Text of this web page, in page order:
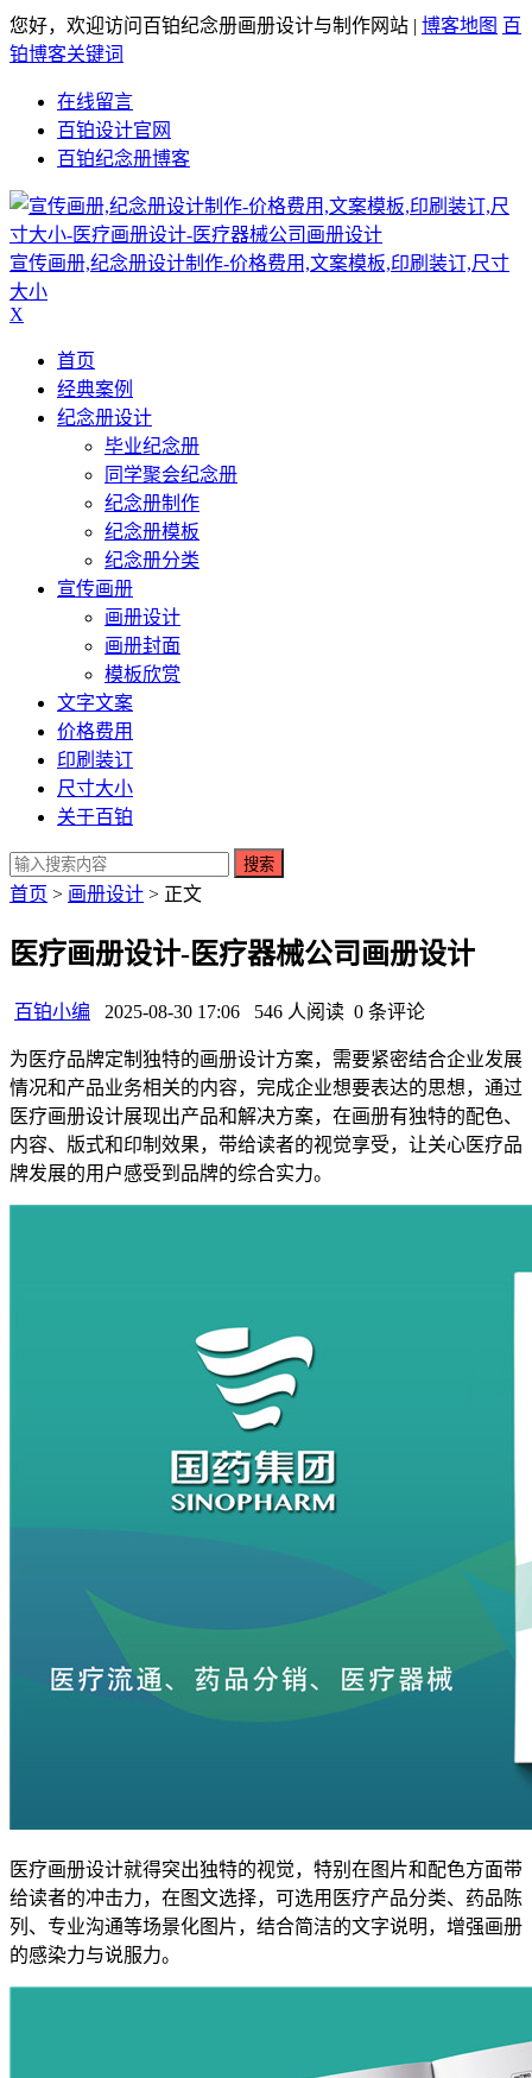
您好，欢迎访问百铂纪念册画册设计与制作网站 | 博客地图 百
铂博客关键词
在线留言
百铂设计官网
百铂纪念册博客
宣传画册,纪念册设计制作-价格费用,文案模板,印刷装订,尺寸
大小
X
首页
经典案例
纪念册设计
毕业纪念册
同学聚会纪念册
纪念册制作
纪念册模板
纪念册分类
宣传画册
画册设计
画册封面
模板欣赏
文字文案
价格费用
印刷装订
尺寸大小
关于百铂
搜索
首页 > 画册设计 > 正文
医疗画册设计-医疗器械公司画册设计
百铂小编 2025-08-30 17:06 546 人阅读 0 条评论
为医疗品牌定制独特的画册设计方案，需要紧密结合企业发展
情况和产品业务相关的内容，完成企业想要表达的思想，通过
医疗画册设计展现出产品和解决方案，在画册有独特的配色、
内容、版式和印制效果，带给读者的视觉享受，让关心医疗品
牌发展的用户感受到品牌的综合实力。
医疗画册设计就得突出独特的视觉，特别在图片和配色方面带
给读者的冲击力，在图文选择，可选用医疗产品分类、药品陈
列、专业沟通等场景化图片，结合简洁的文字说明，增强画册
的感染力与说服力。